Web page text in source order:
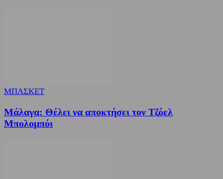
ΜΠΑΣΚΕΤ
Μάλαγα: Θέλει να αποκτήσει τον Τζόελ
Μπολομπόι